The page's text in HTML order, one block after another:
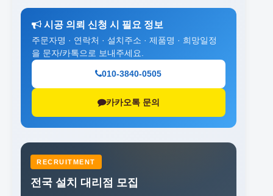
시공 의뢰 신청 시 필요 정보
주문자명 · 연락처 · 설치주소 · 제품명 · 희망일정
을 문자/카톡으로 보내주세요.
010-3840-0505
카카오톡 문의
RECRUITMENT
전국 설치 대리점 모집